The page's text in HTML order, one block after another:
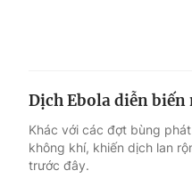
Dịch Ebola diễn
Khác với các đợt bùng
không khí, khiến dịch lan
trước đây.